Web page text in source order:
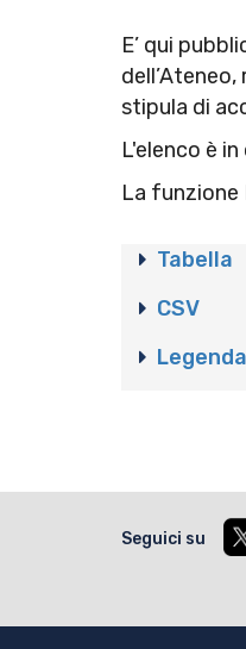
E’ qui
stipula di
L'elenco è
La
Tabella
CSV
Seguici su